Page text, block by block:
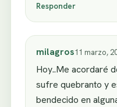
Responder
milagros11 marzo,
Hoy..Me acordaré
sufre quebranto y
bendecido en